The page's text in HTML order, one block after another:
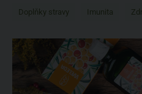
Doplňky stravy Imunita